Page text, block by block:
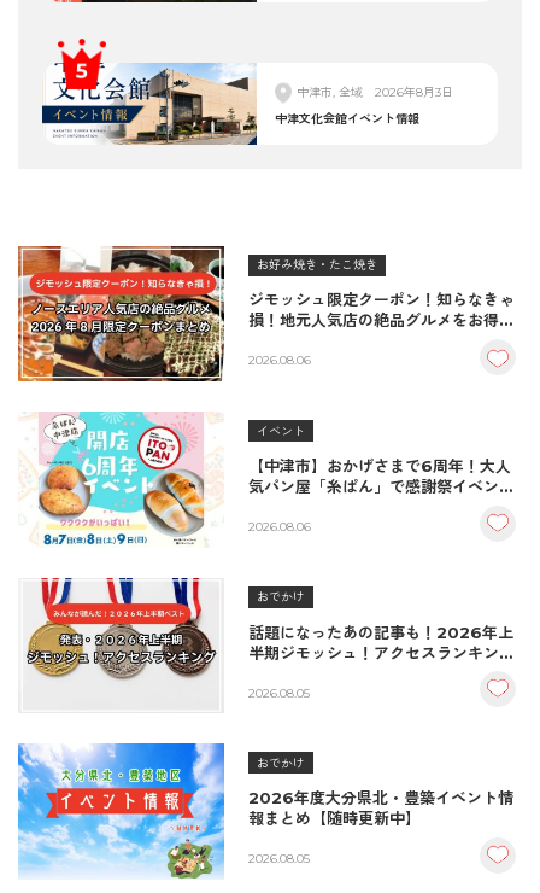
中津市, 全域
2026年8月3日
中津文化会館イベント情報
お好み焼き・たこ焼き
ジモッシュ限定クーポン！知らなきゃ
損！地元人気店の絶品グルメをお得に
2026.08.06
イベント
【中津市】おかげさまで6周年！大人
気パン屋「糸ぱん」で感謝祭イベント
♪（8/7〜8/9）
2026.08.06
おでかけ
話題になったあの記事も！2026年上
半期ジモッシュ！アクセスランキング
2026.08.05
おでかけ
2026年度大分県北・豊築イベント情
報まとめ【随時更新中】
2026.08.05